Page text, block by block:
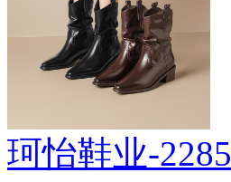
珂怡鞋业-2285